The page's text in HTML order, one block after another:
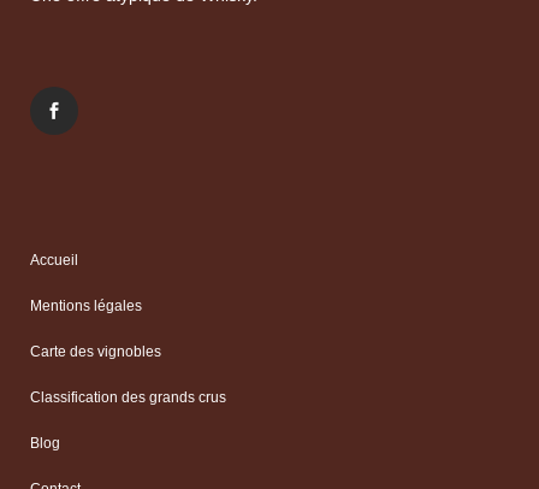
Accueil
Mentions légales
Carte des vignobles
Classification des grands crus
Blog